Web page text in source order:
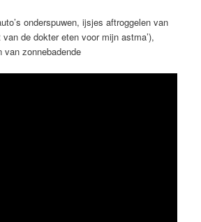
onderspuwen, ijsjes aftroggelen van
de dokter eten voor mijn astma’),
zonnebadende